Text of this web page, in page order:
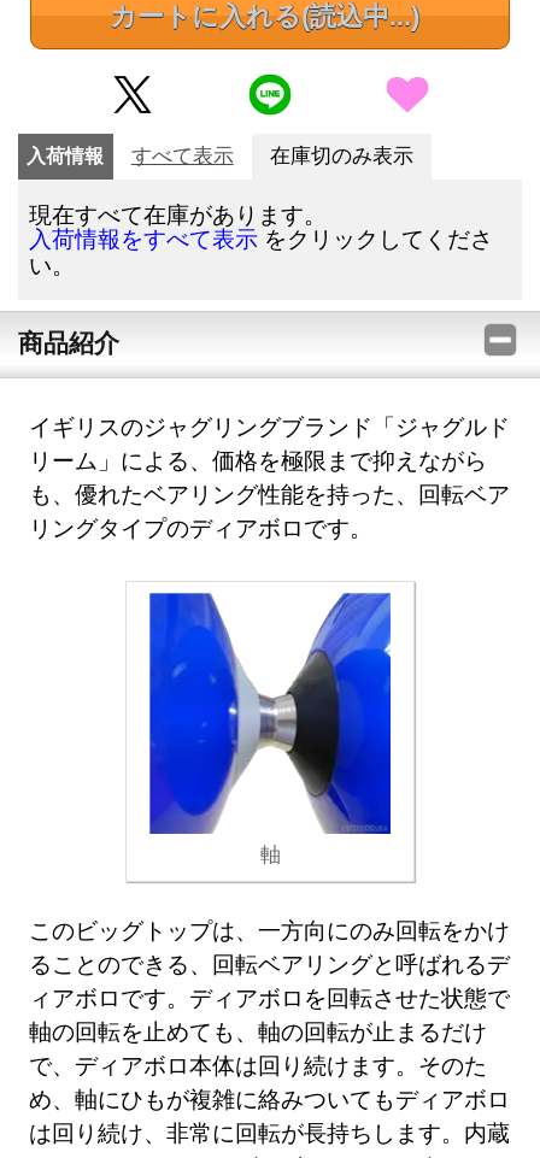
カートに入れる(読込中...)
入荷情報 すべて表示 在庫切のみ表示
現在すべて在庫があります。
入荷情報をすべて表示 をクリックしてくださ
い。
商品紹介
イギリスのジャグリングブランド「ジャグルド
リーム」による、価格を極限まで抑えながら
も、優れたベアリング性能を持った、回転ベア
リングタイプのディアボロです。
軸
このビッグトップは、一方向にのみ回転をかけ
ることのできる、回転ベアリングと呼ばれるデ
ィアボロです。ディアボロを回転させた状態で
軸の回転を止めても、軸の回転が止まるだけ
で、ディアボロ本体は回り続けます。そのた
め、軸にひもが複雑に絡みついてもディアボロ
は回り続け、非常に回転が長持ちします。内蔵